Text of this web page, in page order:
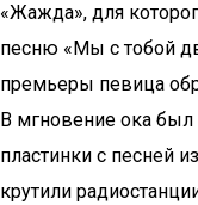
«Жажда», для
песню «Мы с тобой
премьеры певица
В мгновение ока
пластинки с песней
крутили